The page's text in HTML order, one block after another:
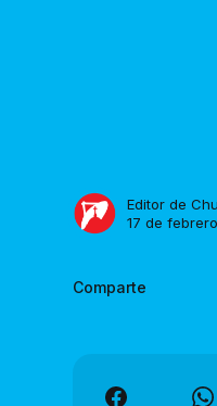
Editor de
17 de
Comparte